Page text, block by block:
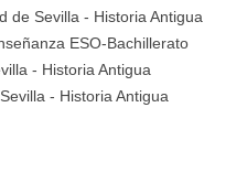
de Sevilla - Historia Antigua
ESO-Bachillerato
- Historia Antigua
- Historia Antigua